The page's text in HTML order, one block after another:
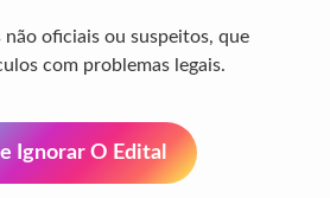
oficiais ou suspeitos, que
com problemas legais.
Ignorar O Edital